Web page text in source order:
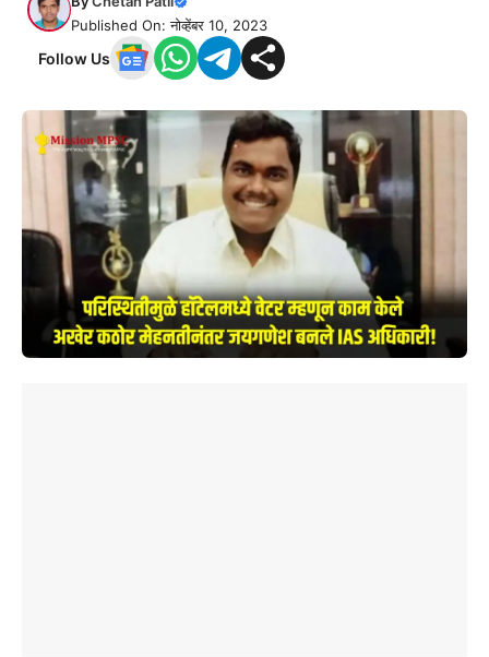
Published On: नोव्हेंबर 10, 2023
Follow Us